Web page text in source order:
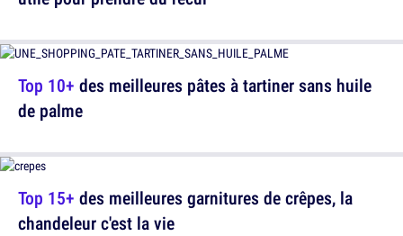
Top 15+ des meilleures garnitures de crêpes, la
chandeleur c'est la vie
Top 10+ des meilleures pâtes à tartiner sans huile
de palme